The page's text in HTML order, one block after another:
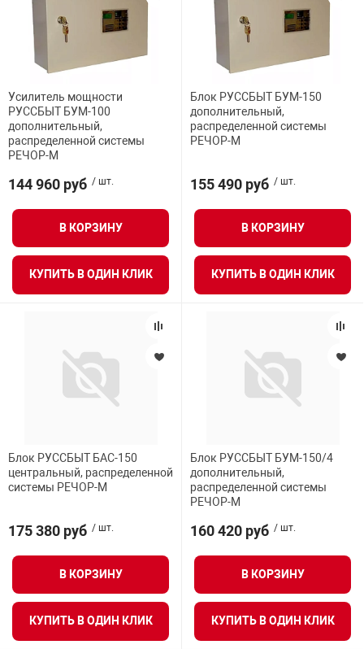
Усилитель мощности
РУССБЫТ БУМ-100
дополнительный,
распределенной системы
РЕЧОР-М
144 960 руб / шт.
В КОРЗИНУ
КУПИТЬ В ОДИН КЛИК
Блок РУССБЫТ БУМ-150
дополнительный,
распределенной системы
РЕЧОР-М
155 490 руб / шт.
В КОРЗИНУ
КУПИТЬ В ОДИН КЛИК
Блок РУССБЫТ БАС-150
центральный, распределенной
системы РЕЧОР-М
175 380 руб / шт.
В КОРЗИНУ
КУПИТЬ В ОДИН КЛИК
Блок РУССБЫТ БУМ-150/4
дополнительный,
распределенной системы
РЕЧОР-М
160 420 руб / шт.
В КОРЗИНУ
КУПИТЬ В ОДИН КЛИК